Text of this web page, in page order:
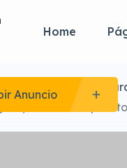
Home
Anuncio
Mantenimientos-
venta de